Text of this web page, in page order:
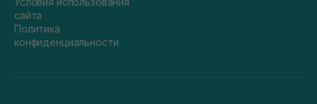
сайта
Политика
конфиденциальности